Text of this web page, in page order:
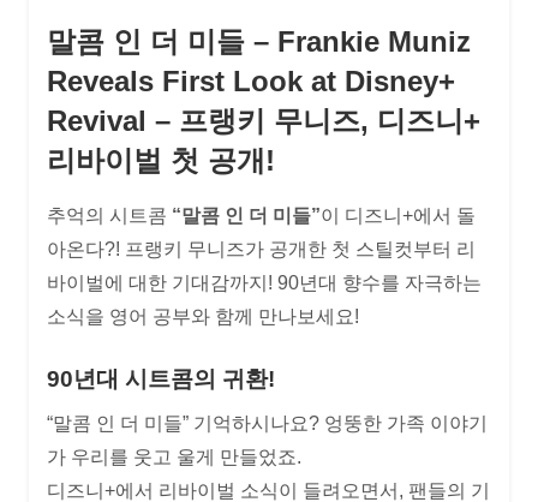
말콤 인 더 미들 – Frankie Muniz
Reveals First Look at Disney+
Revival – 프랭키 무니즈, 디즈니+
리바이벌 첫 공개!
추억의 시트콤 “말콤 인 더 미들”이 디즈니+에서 돌
아온다?! 프랭키 무니즈가 공개한 첫 스틸컷부터 리
바이벌에 대한 기대감까지! 90년대 향수를 자극하는
소식을 영어 공부와 함께 만나보세요!
90년대 시트콤의 귀환!
“말콤 인 더 미들” 기억하시나요? 엉뚱한 가족 이야기
가 우리를 웃고 울게 만들었죠.
디즈니+에서 리바이벌 소식이 들려오면서, 팬들의 기